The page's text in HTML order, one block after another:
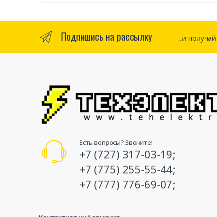
Подпишись на рассылку ...и получай
Есть вопросы? Звоните!
+7 (727) 317-03-19;
+7 (775) 255-55-44;
+7 (777) 776-69-07;